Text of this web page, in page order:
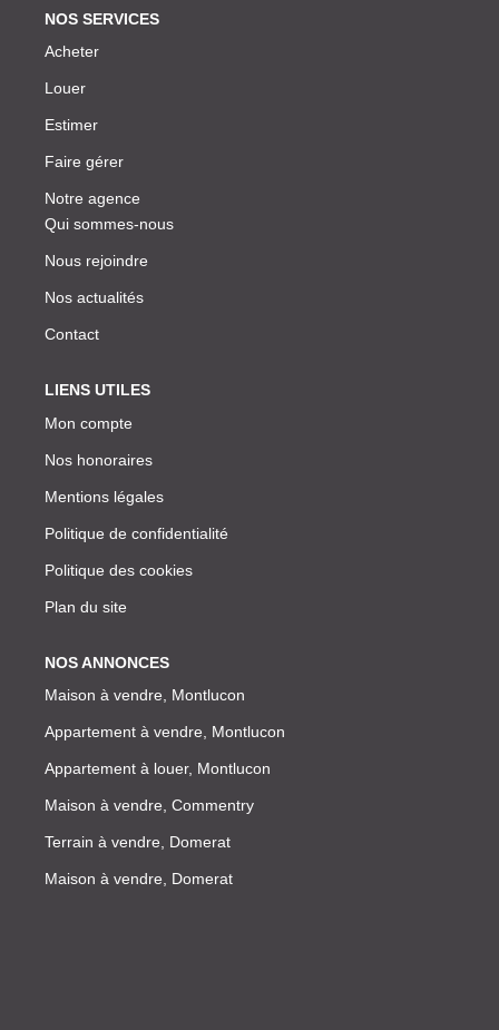
NOS SERVICES
Acheter
Louer
Estimer
Faire gérer
Notre agence
Qui sommes-nous
Nous rejoindre
Nos actualités
Contact
LIENS UTILES
Mon compte
Nos honoraires
Mentions légales
Politique de confidentialité
Politique des cookies
Plan du site
NOS ANNONCES
Maison à vendre, Montlucon
Appartement à vendre, Montlucon
Appartement à louer, Montlucon
Maison à vendre, Commentry
Terrain à vendre, Domerat
Maison à vendre, Domerat